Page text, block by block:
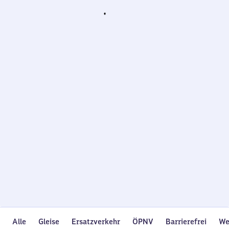
Alle Gleise Ersatzverkehr ÖPNV Barrierefrei